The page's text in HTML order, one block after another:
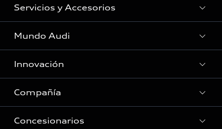
Todos los modelos
Vehículos en stock
Servicios y Accesorios
Servicios al cliente
Asistencia Audi
Red de Servicio Oficial
Accesorios originales Audi
Consultas Recall
Mundo Audi
Audi Lounge
Audi Driving Center
Innovación
E-movilidad
Tecnología
Compañía
Ventas Corporativas
Concesionarios